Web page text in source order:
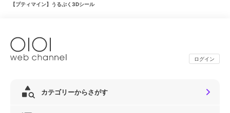
【プティマイン】うるぷく3Dシール
ログイン
カテゴリーからさがす